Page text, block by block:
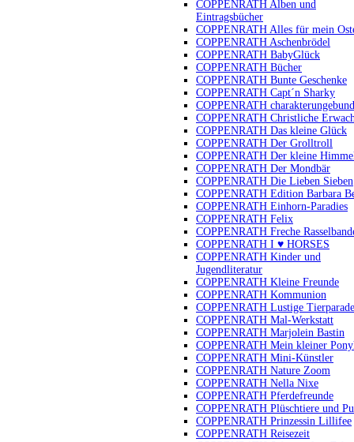
COPPENRATH Alben und
Eintragsbücher
COPPENRATH Alles für mein
COPPENRATH Aschenbrödel
COPPENRATH BabyGlück
COPPENRATH Bücher
COPPENRATH Bunte Geschenke
COPPENRATH Capt´n Sharky
COPPENRATH
COPPENRATH Christliche
COPPENRATH Das kleine Glück
COPPENRATH Der Grolltroll
COPPENRATH Der kleine
COPPENRATH Der Mondbär
COPPENRATH Die Lieben Sieben
COPPENRATH Edition Barbara
COPPENRATH Einhorn-Paradies
COPPENRATH Felix
COPPENRATH Freche
COPPENRATH I ♥ HORSES
COPPENRATH Kinder und
Jugendliteratur
COPPENRATH Kleine Freunde
COPPENRATH Kommunion
COPPENRATH Lustige Tierparade
COPPENRATH Mal-Werkstatt
COPPENRATH Marjolein Bastin
COPPENRATH Mein kleiner
COPPENRATH Mini-Künstler
COPPENRATH Nature Zoom
COPPENRATH Nella Nixe
COPPENRATH Pferdefreunde
COPPENRATH Plüschtiere und
COPPENRATH Prinzessin Lillifee
COPPENRATH Reisezeit